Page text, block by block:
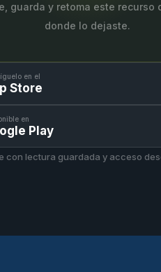
guarda y retoma este recurso
donde lo dejaste.
en el
Store
en
Play
con lectura guardada y acceso